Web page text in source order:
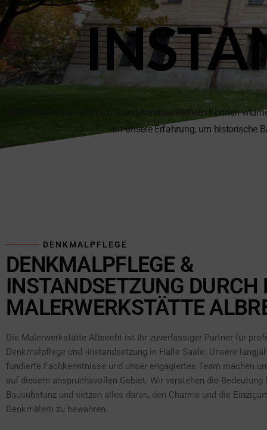
Mit Hingabe zur Geschichte und handwerklichem Können
auf unsere Erfahrung, um historische
DENKMALPFLEGE
DENKMALPFLEGE &
INSTANDSETZUNG DURCH
MALERWERKSTÄTTE
Die Malerwerkstätte Albrecht ist Ihr zuverlässiger Partner für
Denkmalpflege und -Instandsetzung in Halle Saale. Unsere
fundierte Fachkenntnisse und unser engagiertes Team machen
auf diesem anspruchsvollen Gebiet. Wir verstehen die
Bausubstanz und setzen alles daran, den Charme und die
Denkmälern zu bewahren.